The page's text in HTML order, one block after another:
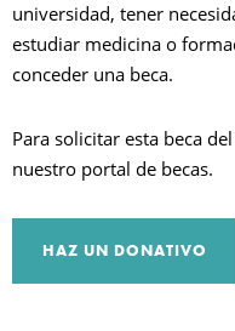
universidad, tener
estudiar medicina o
conceder una beca.
Para solicitar esta beca del
nuestro portal de becas.
HAZ UN DONATIVO